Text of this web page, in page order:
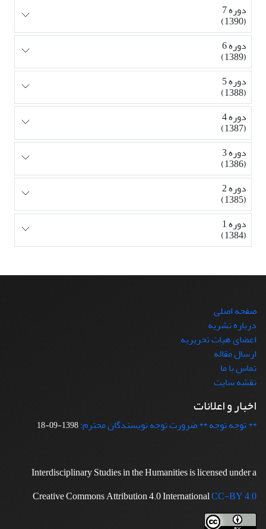
دوره 7
(1390)
دوره 6
(1389)
دوره 5
(1388)
دوره 4
(1387)
دوره 3
(1386)
دوره 2
(1385)
دوره 1
(1384)
صفحه اصلی
درباره نشریه
اعضای هیات تحریریه
ارسال مقاله
تماس با ما
نقشه سایت
اخبار و اعلانات
** توجه توجه ** ضرورت توجه نویسندگان محترم:1398-09-18
Interdisciplinary Studies in the Humanities is licensed under a
Creative Commons Attribution 4.0 InternationalCC-BY 4.0